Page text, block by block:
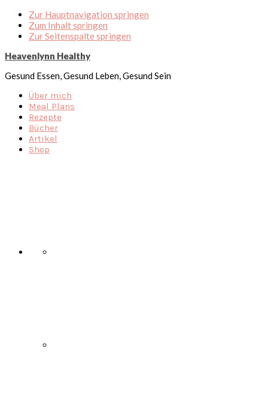
Zur Hauptnavigation springen
Zum Inhalt springen
Zur Seitenspalte springen
Heavenlynn Healthy
Gesund Essen, Gesund Leben, Gesund Sein
Über mich
Meal Plans
Rezepte
Bücher
Artikel
Shop